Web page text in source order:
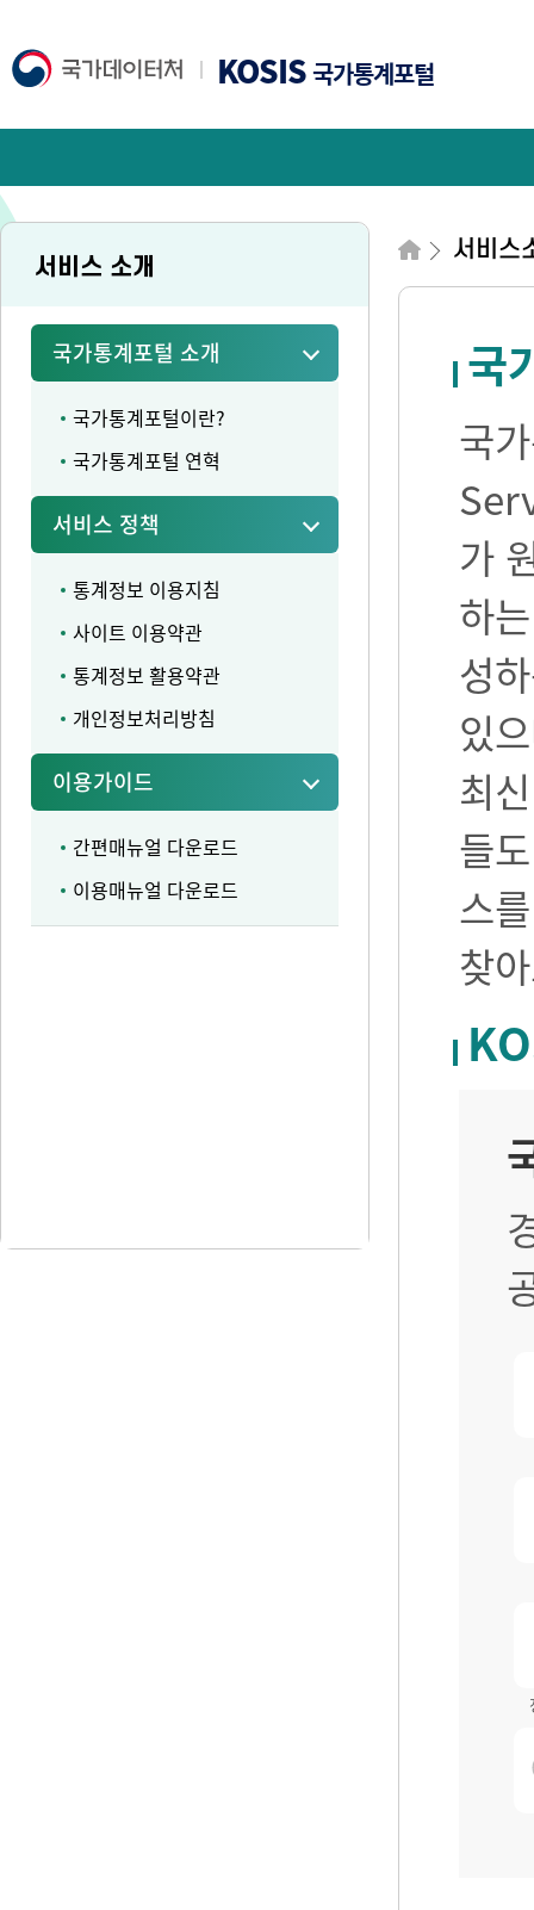
KOSIS국가통계포털
서비스 소개
국가통계포털 소개
국가통계포털이란?
국가통계포털 연혁
서비스 정책
통계정보 이용지침
사이트 이용약관
통계정보 활용약관
개인정보처리방침
이용가이드
간편매뉴얼 다운로드
이용매뉴얼 다운로드
서비스
국
국
가
하
성
있
최
들
스
찾